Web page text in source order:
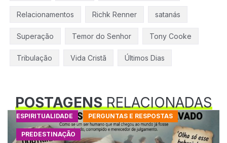
Relacionamentos Richk Renner satanás
Superação Temor do Senhor Tony Cooke
Tribulação Vida Cristã Últimos Dias
POSTAGENSRELACIONADAS
ESPIRITUALIDADE PERGUNTAS E RESPOSTAS
PREDESTINAÇÃO